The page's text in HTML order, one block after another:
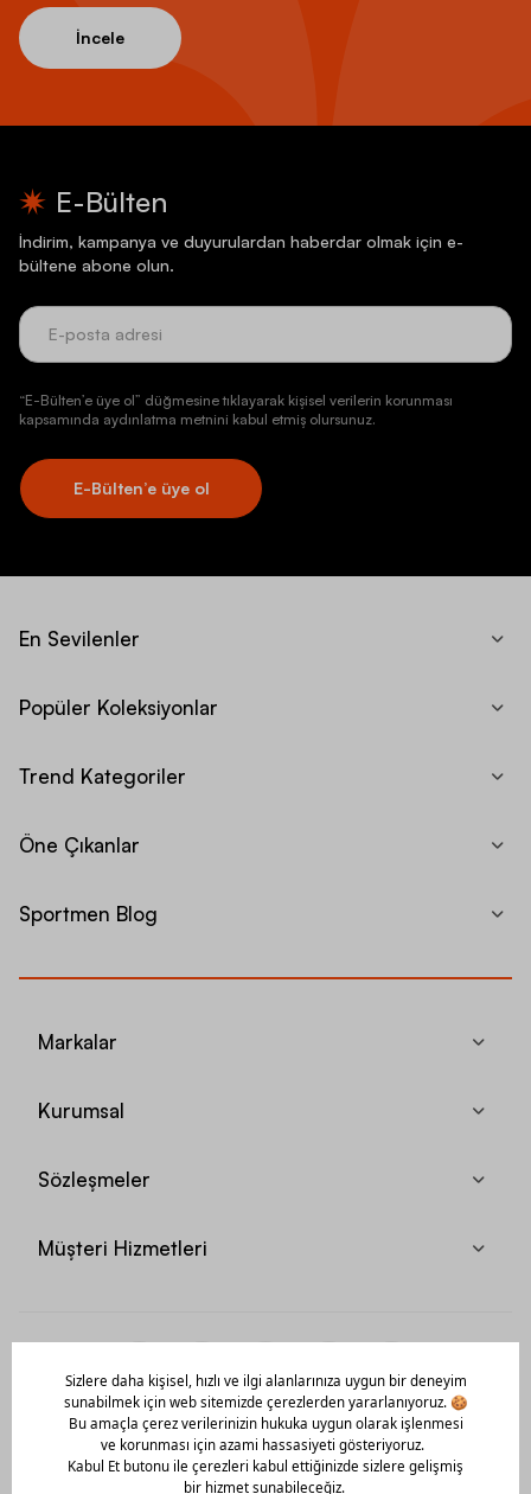
İncele
E-Bülten
İndirim, kampanya ve duyurulardan haberdar olmak için e-
bültene abone olun.
“E-Bülten’e üye ol” düğmesine tıklayarak kişisel verilerin korunması
kapsamında aydınlatma metnini kabul etmiş olursunuz.
E-Bülten’e üye ol
En Sevilenler
Popüler Koleksiyonlar
Trend Kategoriler
Öne Çıkanlar
Sportmen Blog
Markalar
Kurumsal
Sözleşmeler
Müşteri Hizmetleri
Mobil Uygulamamızı Hemen İndir!